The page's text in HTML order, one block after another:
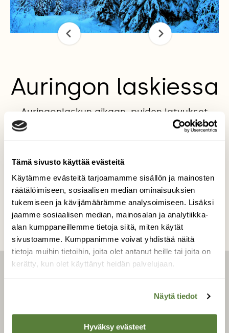
Tämä sivusto käyttää evästeitä
Käytämme evästeitä tarjoamamme sisällön ja mainosten
räätälöimiseen, sosiaalisen median ominaisuuksien
tukemiseen ja kävijämäärämme analysoimiseen. Lisäksi
jaamme sosiaalisen median, mainosalan ja analytiikka-
alan kumppaneillemme tietoja siitä, miten käytät
sivustoamme. Kumppanimme voivat yhdistää näitä
tietoja muihin tietoihin, joita olet antanut heille tai joita on
kerätty, kun olet käyttänyt heidän palvelujaan.
Näytä tiedot
Hyväksy evästeet
Auringon laskiessa
Auringonlaskun aikaan, puiden latvukset
värjäytyivät hetkeksi oranssin väriin.
Kilpailun etusivulle
Tilaa Suomen Luonto